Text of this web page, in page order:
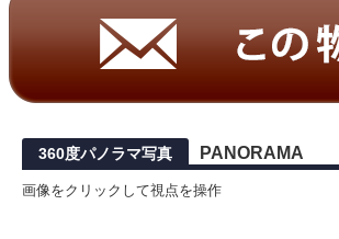
360度パノラマ写真 PANORAMA
画像をクリックして視点を操作